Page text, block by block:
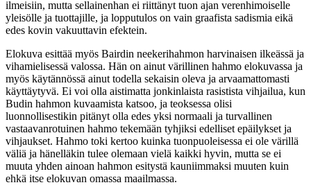
ilmeisiin, mutta sellainenhan ei riittänyt tuon ajan verenhimoiselle
yleisölle ja tuottajille, ja lopputulos on vain graafista sadismia eikä
edes kovin vakuuttavin efektein.
Elokuva esittää myös Bairdin neekerihahmon harvinaisen ilkeässä ja
vihamielisessä valossa. Hän on ainut värillinen hahmo elokuvassa ja
myös käytännössä ainut todella sekaisin oleva ja arvaamattomasti
käyttäytyvä. Ei voi olla aistimatta jonkinlaista rasistista vihjailua, kun
Budin hahmon kuvaamista katsoo, ja teoksessa olisi
luonnollisestikin pitänyt olla edes yksi normaali ja turvallinen
vastaavanrotuinen hahmo tekemään tyhjiksi edelliset epäilykset ja
vihjaukset. Hahmo toki kertoo kuinka tuonpuoleisessa ei ole värillä
väliä ja hänelläkin tulee olemaan vielä kaikki hyvin, mutta se ei
muuta yhden ainoan hahmon esitystä kauniimmaksi muuten kuin
ehkä itse elokuvan omassa maailmassa.